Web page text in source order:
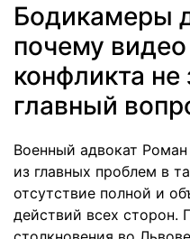
Бодикамеры
почему
конфликта не
главный
Военный адвокат
из главных проблем в
отсутствие полной и
действий всех сторон.